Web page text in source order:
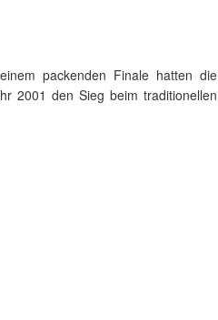
packenden Finale hatten die
2001 den Sieg beim traditionellen